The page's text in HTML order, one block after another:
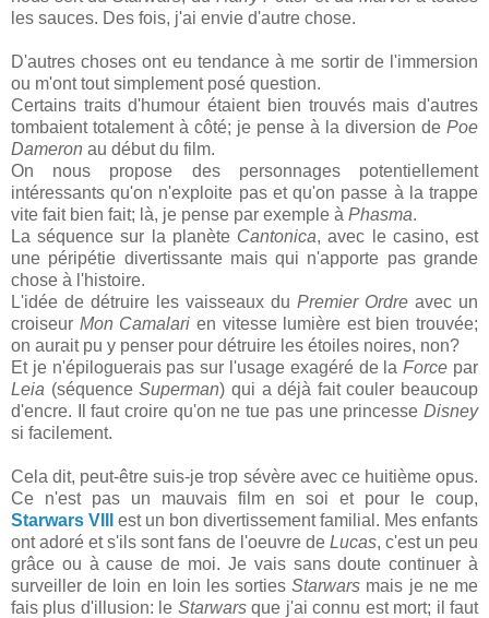
les sauces. Des fois, j'ai envie d'autre chose.
D'autres choses ont eu tendance à me sortir de l'immersion
ou m'ont tout simplement posé question.
Certains traits d'humour étaient bien trouvés mais d'autres
tombaient totalement à côté; je pense à la diversion de Poe
Dameron au début du film.
On nous propose des personnages potentiellement
intéressants qu'on n'exploite pas et qu'on passe à la trappe
vite fait bien fait; là, je pense par exemple à Phasma.
La séquence sur la planète Cantonica, avec le casino, est
une péripétie divertissante mais qui n'apporte pas grande
chose à l'histoire.
L'idée de détruire les vaisseaux du Premier Ordre avec un
croiseur Mon Camalari en vitesse lumière est bien trouvée;
on aurait pu y penser pour détruire les étoiles noires, non?
Et je n'épiloguerais pas sur l'usage exagéré de laForce par
Leia (séquenceSuperman) qui a déjà fait couler beaucoup
d'encre. Il faut croire qu'on ne tue pas une princesse Disney
si facilement.
Cela dit, peut-être suis-je trop sévère avec ce huitième opus.
Ce n'est pas un mauvais film en soi et pour le coup,
Starwars VIII
est un bon divertissement familial. Mes enfants
ont adoré et s'ils sont fans de l'oeuvre de Lucas, c'est un peu
grâce ou à cause de moi. Je vais sans doute continuer à
surveiller de loin en loin les sortiesStarwars mais je ne me
fais plus d'illusion: le Starwarsque j'ai connu est mort; il faut